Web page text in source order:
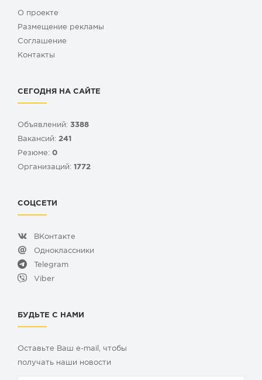
О проекте
Размещение рекламы
Cоглашение
Контакты
СЕГОДНЯ НА САЙТЕ
Объявлений: 3388
Вакансий: 241
Резюме: 0
Организаций: 1772
СОЦСЕТИ
ВКонтакте
Одноклассники
Telegram
Viber
БУДЬТЕ С НАМИ
Оставьте Ваш e-mail, чтобы
получать наши новости